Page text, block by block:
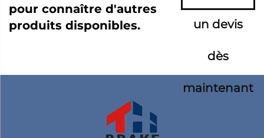
pour connaître d'autres
produits disponibles.
un devis
dès
maintenant